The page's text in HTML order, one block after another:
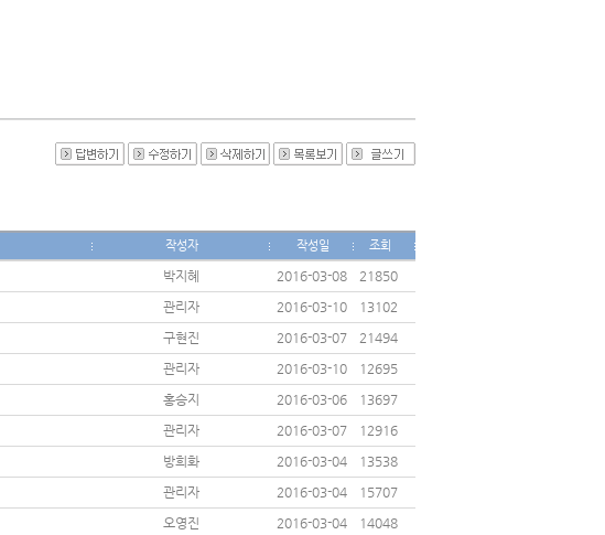
작성자 작성일 조회
박지혜 2016-03-08
21850
관리자 2016-03-10
13102
구현진 2016-03-07
21494
관리자 2016-03-10
12695
홍승지 2016-03-06
13697
관리자 2016-03-07
12916
방희화 2016-03-04
13538
관리자 2016-03-04
15707
오영진 2016-03-04 14048